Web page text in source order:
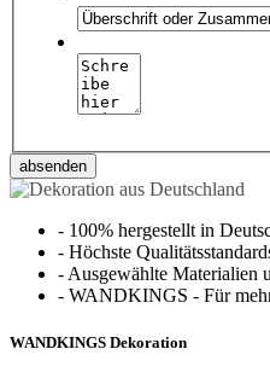
absenden
- 100% hergestellt in
- Höchste
- Ausgewählte Materialien
- WANDKINGS - Für
WANDKINGS Dekoration